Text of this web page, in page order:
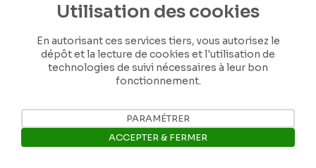
Nos coordonnées
Utilisation des cookies
En autorisant ces services tiers, vous autorisez le
dépôt et la lecture de cookies et l'utilisation de
technologies de suivi nécessaires à leur bon
fonctionnement.
PARAMÉTRER
ACCEPTER & FERMER